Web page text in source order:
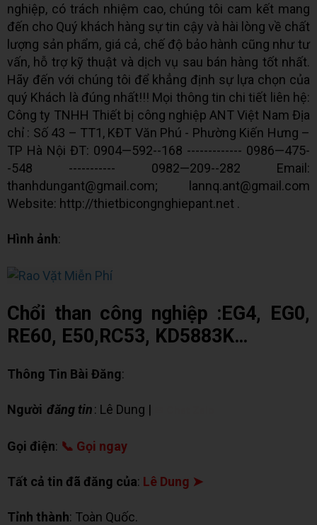
nghiệp, có trách nhiệm cao, chúng tôi cam kết mang
đến cho Quý khách hàng sự tin cậy và hài lòng về chất
lượng sản phẩm, giá cả, chế độ bảo hành cũng như tư
vấn, hỗ trợ kỹ thuật và dịch vụ sau bán hàng tốt nhất.
Hãy đến với chúng tôi để khẳng định sự lựa chọn của
quý Khách là đúng nhất!!! Mọi thông tin chi tiết liên hệ:
Công ty TNHH Thiết bị công nghiệp ANT Việt Nam Địa
chỉ : Số 43 – TT1, KĐT Văn Phú - Phường Kiến Hưng –
TP Hà Nội ĐT: 0904—592--168 ------------- 0986—475-
-548 ----------- 0982—209--282 Email:
thanhdungant@gmail.com; lannq.ant@gmail.com
Website: http://thietbicongnghiepant.net .
Hình ảnh:
Chổi than công nghiệp :EG4, EG0,
RE60, E50,RC53, KD5883K…
Thông Tin Bài Đăng:
Người đăng tin: Lê Dung |
Gọi điện: 📞 Gọi ngay
Tất cả tin đã đăng của: Lê Dung ➤
Tỉnh thành: Toàn Quốc.